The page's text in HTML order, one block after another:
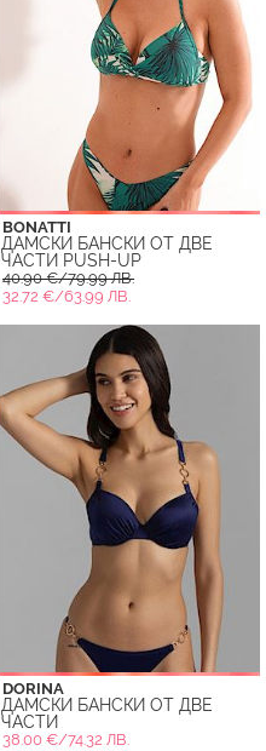
BONATTI
ДАМСКИ БАНСКИ ОТ ДВЕ
ЧАСТИ PUSH-UP
40.90 €/79.99 ЛВ.
32.72 €/63.99 ЛВ.
DORINA
ДАМСКИ БАНСКИ ОТ ДВЕ
ЧАСТИ
38.00 €/74.32 ЛВ.